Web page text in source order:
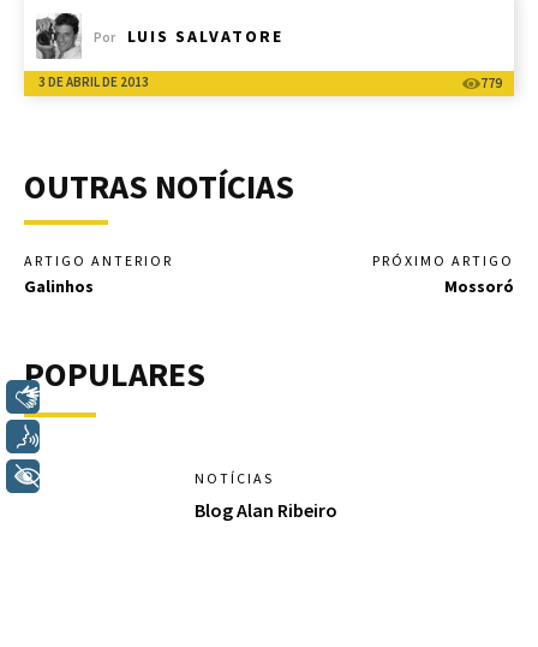
Por LUIS SALVATORE
3 DE ABRIL DE 2013 779
OUTRAS NOTÍCIAS
ARTIGO ANTERIOR
Galinhos
PRÓXIMO ARTIGO
Mossoró
POPULARES
NOTÍCIAS
Blog Alan Ribeiro
+ Acessibilidade